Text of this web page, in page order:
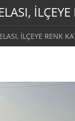
İLÇEYE RENK